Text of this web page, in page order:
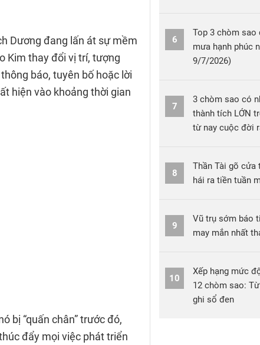
Dương đang lấn át sự mềm
Kim thay đổi vị trí, tượng
báo, tuyên bố hoặc lời
hiện vào khoảng thời gian
bị “quấn chân” trước đó,
đẩy mọi việc phát triển
6
Top 3 chòm sao
mưa hạnh phúc
9/7/2026)
7
3 chòm sao có
thành tích LỚN
từ nay cuộc đời
8
Thần Tài gõ cửa
hái ra tiền tuần
9
Vũ trụ sớm báo
may mắn nhất
10
Xếp hạng mức
12 chòm sao:
ghi sổ đen